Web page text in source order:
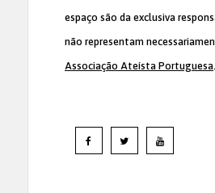
espaço são da exclusiva
não representam
Associação Ateísta Portuguesa.